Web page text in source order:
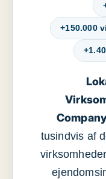
+150.000
tusindvis af